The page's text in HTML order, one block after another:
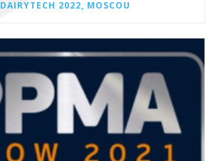
DAIRYTECH 2022, MOSCOU